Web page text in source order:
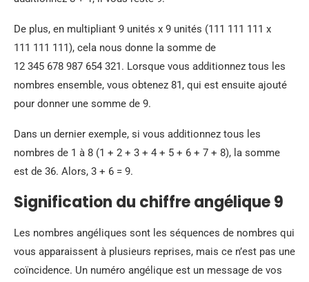
De plus, en multipliant 9 unités x 9 unités (111 111 111 x
111 111 111), cela nous donne la somme de
12 345 678 987 654 321. Lorsque vous additionnez tous les
nombres ensemble, vous obtenez 81, qui est ensuite ajouté
pour donner une somme de 9.
Dans un dernier exemple, si vous additionnez tous les
nombres de 1 à 8 (1 + 2 + 3 + 4 + 5 + 6 + 7 + 8), la somme
est de 36. Alors, 3 + 6 = 9.
Signification du chiffre angélique 9
Les nombres angéliques sont les séquences de nombres qui
vous apparaissent à plusieurs reprises, mais ce n’est pas une
coïncidence. Un numéro angélique est un message de vos